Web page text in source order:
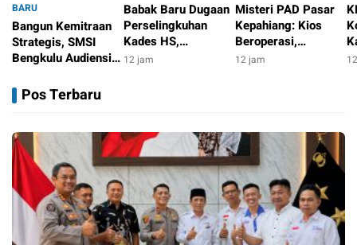
BARU
Bangun Kemitraan
Strategis, SMSI
Bengkulu Audiensi
Bengkulu
Babak Baru Dugaan
Perselingkuhan
Kades HS,
Inspektorat
12 jam
Misteri PAD Pasar
Kepahiang: Kios
Beroperasi,
Pedagang Mengaku
12 jam
Pos Terbaru